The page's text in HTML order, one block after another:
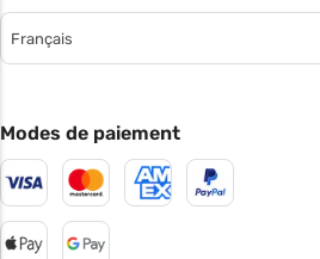
Français
Modes de paiement